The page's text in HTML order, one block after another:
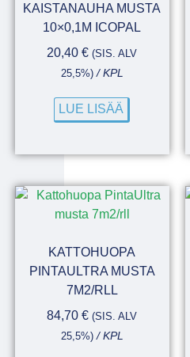
KAISTANAUHA MUSTA
10×0,1M ICOPAL
20,40€ (SIS. ALV
25,5%)/ KPL
LUE LISÄÄ
KATTOHUOPA
PINTAULTRA MUSTA
7M2/RLL
84,70€ (SIS. ALV
25,5%)/ KPL